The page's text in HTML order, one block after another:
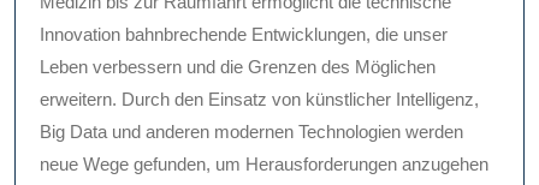
Innovation bahnbrechende Entwicklungen, die unser
Leben verbessern und die Grenzen des Möglichen
erweitern. Durch den Einsatz von künstlicher Intelligenz,
Big Data und anderen modernen Technologien werden
neue Wege gefunden, um Herausforderungen anzugehen